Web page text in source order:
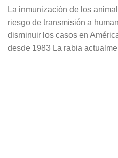
La inmunización de los
riesgo de transmisión a
disminuir los casos en
desde 1983 La rabia